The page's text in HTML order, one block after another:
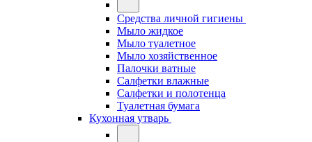
Средства личной гигиены
Мыло жидкое
Мыло туалетное
Мыло хозяйственное
Палочки ватные
Салфетки влажные
Салфетки и полотенца
Туалетная бумага
Кухонная утварь